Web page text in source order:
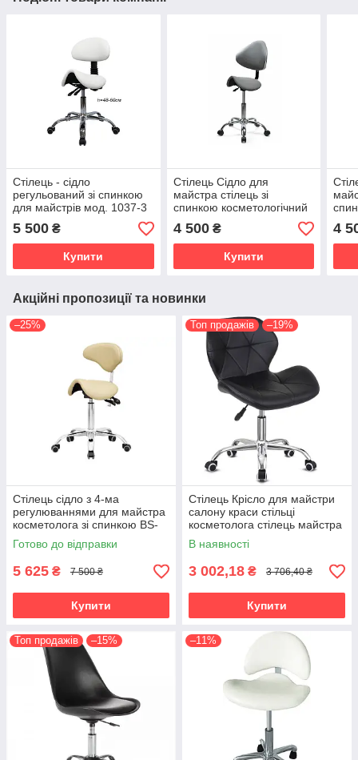
Стілець - сідло
регульований зі спинкою
для майстрів мод. 1037-3
HY
5 500 ₴
Купити
Стілець Сідло для
майстра стілець зі
спинкою косметологічний
стілець сідло СІРИЙ
стоматологічний 854/А
4 500₴
Купити
4
Акційні пропозиції та новинки
–25%
Стілець сідло з 4-ма
регулюваннями для майстра
косметолога зі спинкою BS-
7015 стільці для стоматологів
Готово до відправки
5 625 ₴ 7 500 ₴
Купити
Топ продажів –19%
Стілець Крісло для майстри
салону краси стільці
косметолога стілець майстра
манікюру крісла для клієнтів
Стар-Нью
В наявності
3 002,18 ₴ 3 706,40 ₴
Купити
Топ продажів –15% –11%